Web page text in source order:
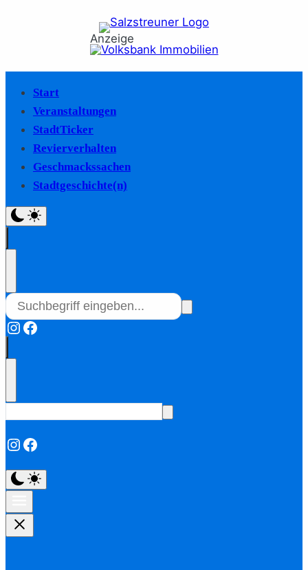
Anzeige
Start
Veranstaltungen
StadtTicker
Revierverhalten
Geschmackssachen
Stadtgeschichte(n)
Instagram
Facebook
Instagram
Facebook